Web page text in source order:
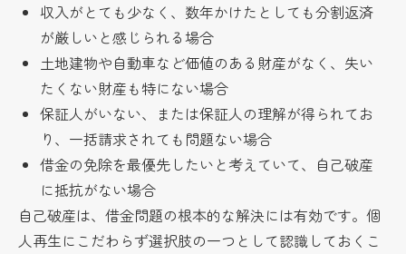
収入がとても少なく、数年かけたとしても分割返済
が厳しいと感じられる場合
土地建物や自動車など価値のある財産がなく、失い
たくない財産も特にない場合
保証人がいない、または保証人の理解が得られてお
り、一括請求されても問題ない場合
借金の免除を最優先したいと考えていて、自己破産
に抵抗がない場合
自己破産は、借金問題の根本的な解決には有効です。個
人再生にこだわらず選択肢の一つとして認識しておくこ